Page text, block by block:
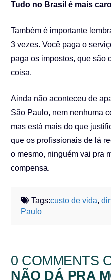
Tudo no Brasil é mais
Também é importante
3 vezes. Você paga o
paga os impostos, que são
coisa.
Ainda não aconteceu de
São Paulo, nem nenhuma
mas está mais do que
que os profissionais de lá
o mesmo, ninguém vai pra
compensa.
Tags:custo de vida,
Paulo
0 COMMENTS
NÃO DÁ PRA